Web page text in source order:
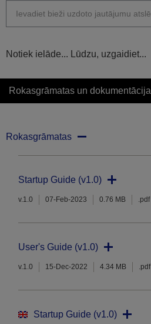
Notiek ielāde... Lūdzu, uzgaidiet...
Rokasgrāmatas un dokumentācija
Rokasgrāmatas
Startup Guide (v1.0)
v.1.0 07-Feb-2023 0.76 MB .pdf
User's Guide (v1.0)
v.1.0 15-Dec-2022 4.34 MB .pdf
Startup Guide (v1.0)